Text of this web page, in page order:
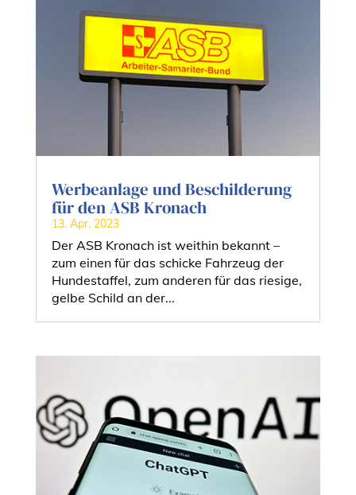
Werbeanlage und Beschilderung
für den ASB Kronach
13. Apr. 2023
Der ASB Kronach ist weithin bekannt –
zum einen für das schicke Fahrzeug der
Hundestaffel, zum anderen für das riesige,
gelbe Schild an der...